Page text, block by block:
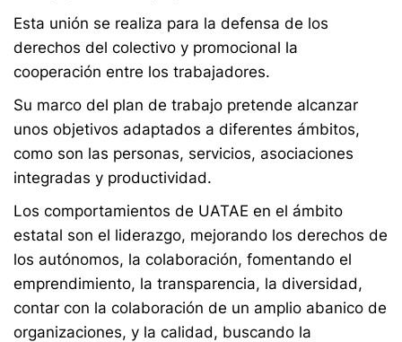
Esta unión se realiza para la defensa de los
derechos del colectivo y promocional la
cooperación entre los trabajadores.
Su marco del plan de trabajo pretende alcanzar
unos objetivos adaptados a diferentes ámbitos,
como son las personas, servicios, asociaciones
integradas y productividad.
Los comportamientos de UATAE en el ámbito
estatal son el liderazgo, mejorando los derechos de
los autónomos, la colaboración, fomentando el
emprendimiento, la transparencia, la diversidad,
contar con la colaboración de un amplio abanico de
organizaciones, y la calidad, buscando la